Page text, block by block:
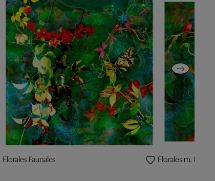
Florales Faunales Florales m.